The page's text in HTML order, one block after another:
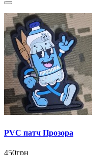
PVC патч Прозора
450грн